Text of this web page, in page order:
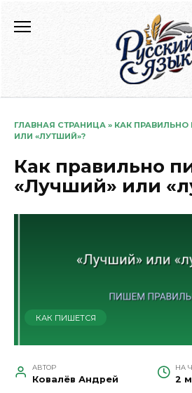
содержанию
ГЛАВНАЯ СТРАНИЦА » КАК
ИЛИ «ЛУТШИЙ»?
Как правильно
«Лучший» или
КАК ПИШЕТСЯ
АВТОР
Ковалёв Андрей
НА
2